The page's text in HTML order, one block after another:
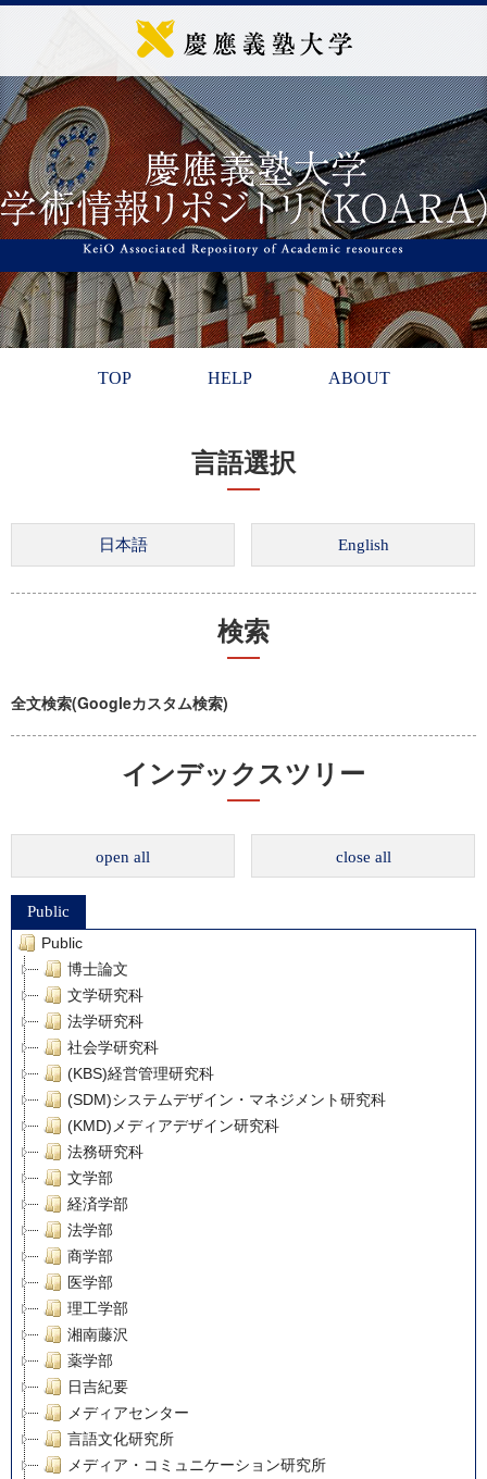
TOP HELP ABOUT
言語選択
検索
全文検索(Googleカスタム検索)
インデックスツリー
open all close all
Public
Public
博士論文
文学研究科
法学研究科
社会学研究科
(KBS)経営管理研究科
(SDM)システムデザイン・マネジメント研究科
(KMD)メディアデザイン研究科
法務研究科
文学部
経済学部
法学部
商学部
医学部
理工学部
湘南藤沢
薬学部
日吉紀要
メディアセンター
言語文化研究所
メディア・コミュニケーション研究所